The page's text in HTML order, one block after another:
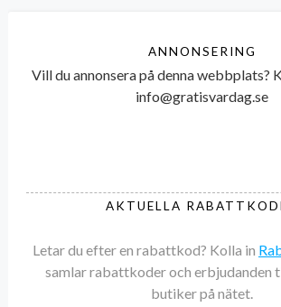
ANNONSERING
Vill du annonsera på denna webbplats?
info@gratisvardag.se
AKTUELLA
Letar du efter en rabattkod? Kolla in
samlar rabattkoder och erbjudanden
butiker på nätet.